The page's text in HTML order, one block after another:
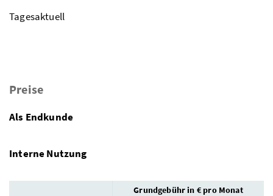
Tagesaktuell
Preise
Als Endkunde
Interne Nutzung
Grundgebühr in € pro Monat